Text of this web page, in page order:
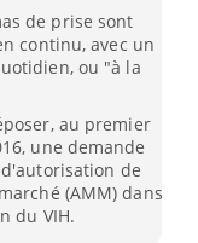
de prise sont
continu, avec un
ou "à la
au premier
une demande
de
(AMM) dans
du VIH.